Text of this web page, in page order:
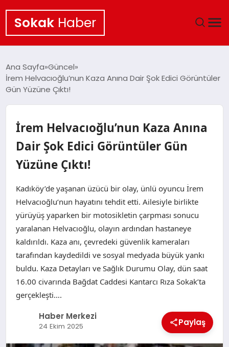
Sokak Haber
EKONOMI
KÜLTÜR SANAT
SAĞLIK
TEKNOLOJI
Ana Sayfa Güncel
İrem Helvacıoğlu’nun Kaza Anına Dair Şok Edici Görüntüler
Gün Yüzüne Çıktı!
İrem Helvacıoğlu’nun Kaza Anına
Dair Şok Edici Görüntüler Gün
Yüzüne Çıktı!
Kadıköy’de yaşanan üzücü bir olay, ünlü oyuncu İrem
Helvacıoğlu‘nun hayatını tehdit etti. Ailesiyle birlikte
yürüyüş yaparken bir motosikletin çarpması sonucu
yaralanan Helvacıoğlu, olayın ardından hastaneye
kaldırıldı. Kaza anı, çevredeki güvenlik kameraları
tarafından kaydedildi ve sosyal medyada büyük yankı
buldu. Kaza Detayları ve Sağlık Durumu Olay, dün saat
16.00 civarında Bağdat Caddesi Kantarcı Rıza Sokak’ta
gerçekleşti….
Haber Merkezi
24 Ekim 2025 Paylaş